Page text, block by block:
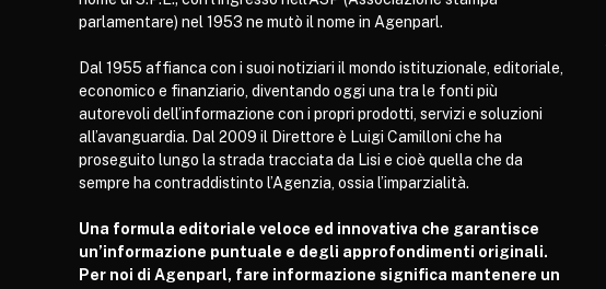
parlamentare) nel 1953 ne mutò il nome in Agenparl.
Dal 1955 affianca con i suoi notiziari il mondo istituzionale, editoriale,
economico e finanziario, diventando oggi una tra le fonti più
autorevoli dell’informazione con i propri prodotti, servizi e soluzioni
all’avanguardia. Dal 2009 il Direttore è Luigi Camilloni che ha
proseguito lungo la strada tracciata da Lisi e cioè quella che da
sempre ha contraddistinto l’Agenzia, ossia l’imparzialità.
Una formula editoriale veloce ed innovativa che garantisce
un’informazione puntuale e degli approfondimenti originali.
Per noi di Agenparl, fare informazione significa mantenere un